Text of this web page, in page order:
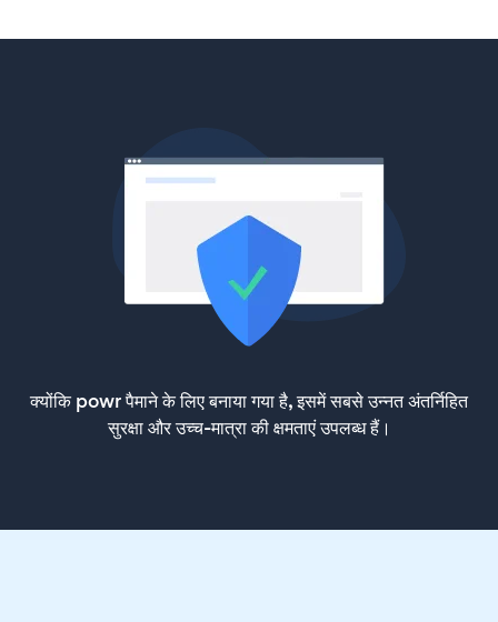
क्योंकि powr पैमाने के लिए बनाया गया है, इसमें सबसे उन्नत अंतर्निहित
सुरक्षा और उच्च-मात्रा की क्षमताएं उपलब्ध हैं।